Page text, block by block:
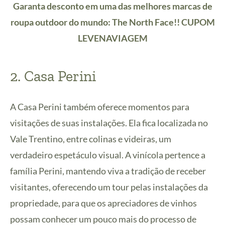
Garanta desconto em uma das melhores marcas de
roupa outdoor do mundo: The North Face!! CUPOM
LEVENAVIAGEM
2. Casa Perini
A Casa Perini também oferece momentos para
visitações de suas instalações. Ela fica localizada no
Vale Trentino, entre colinas e videiras, um
verdadeiro espetáculo visual. A vinícola pertence a
família Perini, mantendo viva a tradição de receber
visitantes, oferecendo um tour pelas instalações da
propriedade, para que os apreciadores de vinhos
possam conhecer um pouco mais do processo de